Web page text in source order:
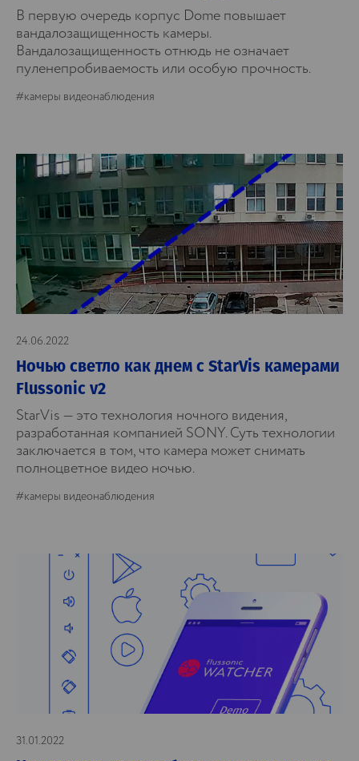
В первую очередь корпус Dome повышает
вандалозащищенность камеры.
Вандалозащищенность отнюдь не означает
пуленепробиваемость или особую прочность.
#камеры видеонаблюдения
24.06.2022
Ночью светло как днем с StarVis камерами
Flussonic v2
StarVis — это технология ночного видения,
разработанная компанией SONY. Суть технологии
заключается в том, что камера может снимать
полноцветное видео ночью.
#камеры видеонаблюдения
31.01.2022